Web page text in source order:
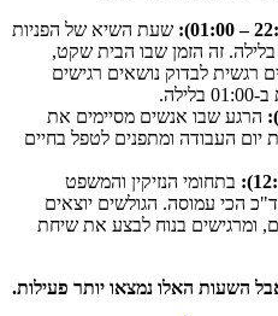
שעת השיא של הפניות
בתחום המשפחה היא 22:00 בלילה. זה הזמן שבו הבית שקט,
רגשית לבדוק נושאים רגישים
הרגע שבו אנשים מסיימים את
העבודה ומתפנים לטפל בחיים
בתחומי הנזיקין והמשפט
12:00 היא בד"כ הכי עמוסה. הגולשים יוצאים
ומרגישים בנוח לבצע את שיחת
השעות האלו נמצאו יותר פעילות.